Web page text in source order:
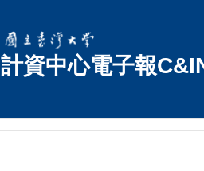
計資中心電子報